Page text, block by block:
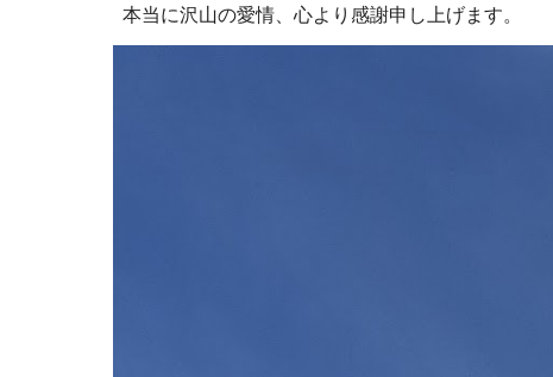
本当に沢山の愛情、心より感謝申し上げます。